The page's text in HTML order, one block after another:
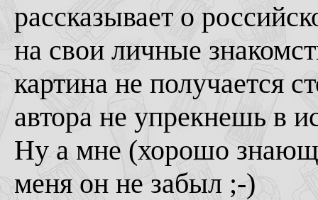
рассказывает о
на свои личные
картина не получается
автора не упрекнешь в
Ну а мне (хорошо
меня он не забыл ;-)